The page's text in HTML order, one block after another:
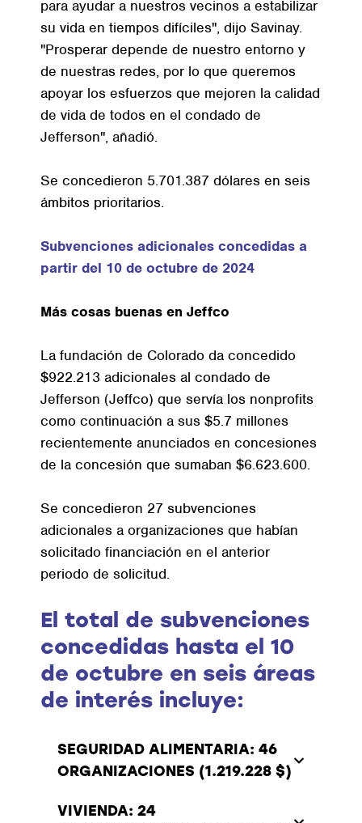
para ayudar a nuestros vecinos a estabilizar
su vida en tiempos difíciles", dijo Savinay.
"Prosperar depende de nuestro entorno y
de nuestras redes, por lo que queremos
apoyar los esfuerzos que mejoren la calidad
de vida de todos en el condado de
Jefferson", añadió.
Se concedieron 5.701.387 dólares en seis
ámbitos prioritarios.
Subvenciones adicionales concedidas a
partir del 10 de octubre de 2024
Más cosas buenas en Jeffco
La fundación de Colorado da concedido
$922.213 adicionales al condado de
Jefferson (Jeffco) que servía los nonprofits
como continuación a sus $5.7 millones
recientemente anunciados en concesiones
de la concesión que sumaban $6.623.600.
Se concedieron 27 subvenciones
adicionales a organizaciones que habían
solicitado financiación en el anterior
periodo de solicitud.
El total de subvenciones
concedidas hasta el 10
de octubre en seis áreas
de interés incluye:
SEGURIDAD ALIMENTARIA: 46
ORGANIZACIONES (1.219.228 $)
VIVIENDA: 24